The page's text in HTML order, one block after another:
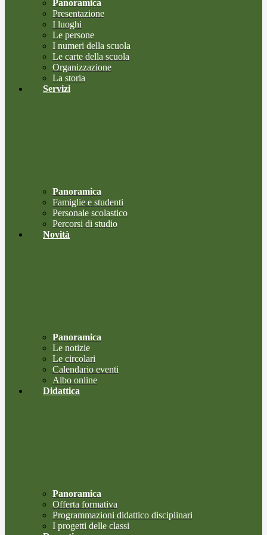
Panoramica
Presentazione
I luoghi
Le persone
I numeri della scuola
Le carte della scuola
Organizzazione
La storia
Servizi
Panoramica
Famiglie e studenti
Personale scolastico
Percorsi di studio
Novità
Panoramica
Le notizie
Le circolari
Calendario eventi
Albo online
Didattica
Panoramica
Offerta formativa
Programmazioni didattico disciplinari
I progetti delle classi